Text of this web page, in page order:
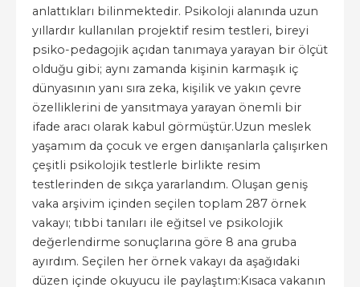
anlattıkları bilinmektedir. Psikoloji alanında uzun
yıllardır kullanılan projektif resim testleri, bireyi
psiko-pedagojik açıdan tanımaya yarayan bir ölçüt
olduğu gibi; aynı zamanda kişinin karmaşık iç
dünyasının yanı sıra zeka, kişilik ve yakın çevre
özelliklerini de yansıtmaya yarayan önemli bir
ifade aracı olarak kabul görmüştür.Uzun meslek
yaşamım da çocuk ve ergen danışanlarla çalışırken
çeşitli psikolojik testlerle birlikte resim
testlerinden de sıkça yararlandım. Oluşan geniş
vaka arşivim içinden seçilen toplam 287 örnek
vakayı; tıbbi tanıları ile eğitsel ve psikolojik
değerlendirme sonuçlarına göre 8 ana gruba
ayırdım. Seçilen her örnek vakayı da aşağıdaki
düzen içinde okuyucu ile paylaştım:Kısaca vakanın